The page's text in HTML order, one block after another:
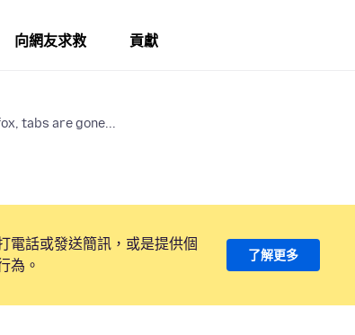
向網友求救 貢獻
tabs are gone...
電話或發送簡訊，或是提供個
為。
了解更多